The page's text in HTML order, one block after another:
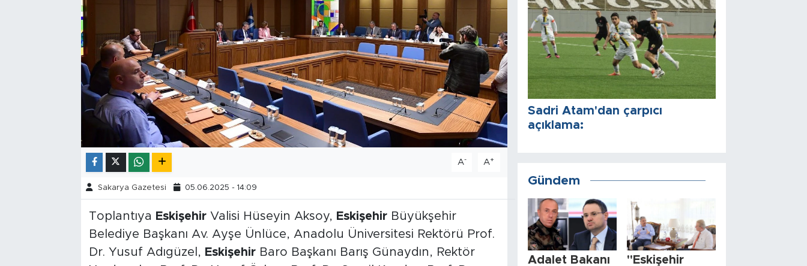
A- A+
Sakarya Gazetesi 05.06.2025 - 14:09
Toplantıya EskişehirValisi Hüseyin Aksoy, EskişehirBüyükşehir
Belediye Başkanı Av. Ayşe Ünlüce, Anadolu Üniversitesi Rektörü Prof.
Dr. Yusuf Adıgüzel, EskişehirBaro Başkanı Barış Günaydın, Rektör
Sadri Atam'dan çarpıcı
açıklama:
Gündem
Adalet Bakanı
"Eskişehir
Resmi İlanlar
Foto Şaka
Teknoloji